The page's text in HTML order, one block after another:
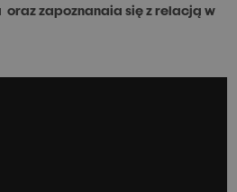
zapoznanaia się z relacją w